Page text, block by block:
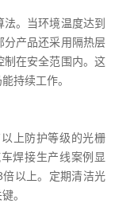
。当环境温度达到
分产品还采用隔热层
制在安全范围内。这
持续工作。
上防护等级的光栅
焊接生产线案例显
以上。定期清洁光
。